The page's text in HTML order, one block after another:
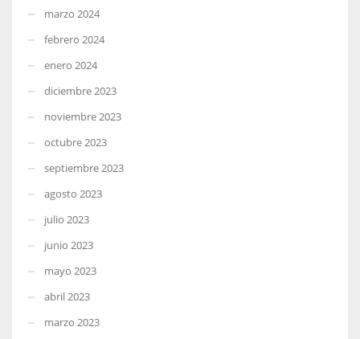
marzo 2024
febrero 2024
enero 2024
diciembre 2023
noviembre 2023
octubre 2023
septiembre 2023
agosto 2023
julio 2023
junio 2023
mayo 2023
abril 2023
marzo 2023